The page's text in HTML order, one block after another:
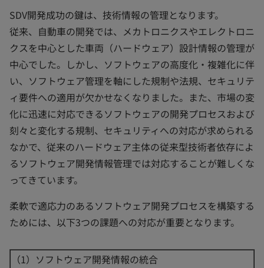
SDV開発成功の鍵は、技術情報の管理となります。
従来、自動車の開発では、メカトロニクスやエレクトロニ
クスを中心とした車両（ハードウェア）設計情報の管理が
中心でした。しかし、ソフトウェアの高度化・複雑化に伴
い、ソフトウェア管理を軸にした規制や法規、セキュリテ
ィ要件への適用が欠かせなくなりました。また、市場の変
化に迅速に対応できるソフトウェアの開発プロセスおよび
刻々と変化する規制、セキュリティへの対応が求められる
なかで、従来のハードウェア主体の従来型技術者依存によ
るソフトウェア開発情報管理では対応することが難しくな
ってきています。
柔軟で適応力のあるソフトウェア開発プロセスを構築する
ためには、以下3つの課題への対応が重要となります。
（1）ソフトウェア開発情報の統合